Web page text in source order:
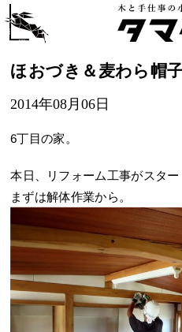
ほおづき＆麦わら帽
2014年08月06日
6丁目の家。
本日、リフォーム工事がスター
まずは解体作業から。